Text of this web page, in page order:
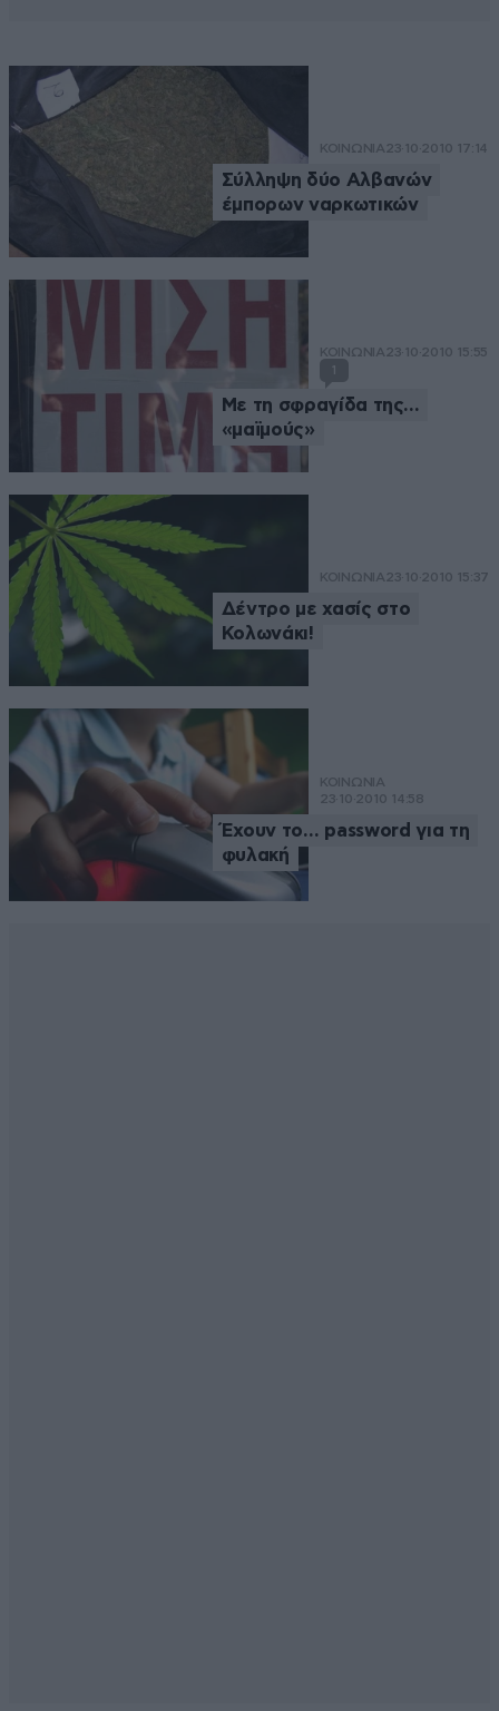
ΚΟΙΝΩΝΙΑ 23·10·2010 17:14
Σύλληψη δύο Αλβανών
έμπορων ναρκωτικών
ΚΟΙΝΩΝΙΑ 23·10·2010 15:55
1
Με τη σφραγίδα της…
«μαϊμούς»
ΚΟΙΝΩΝΙΑ 23·10·2010 15:37
Δέντρο με χασίς στο
Κολωνάκι!
ΚΟΙΝΩΝΙΑ
23·10·2010 14:58
Έχουν το… password για τη
φυλακή